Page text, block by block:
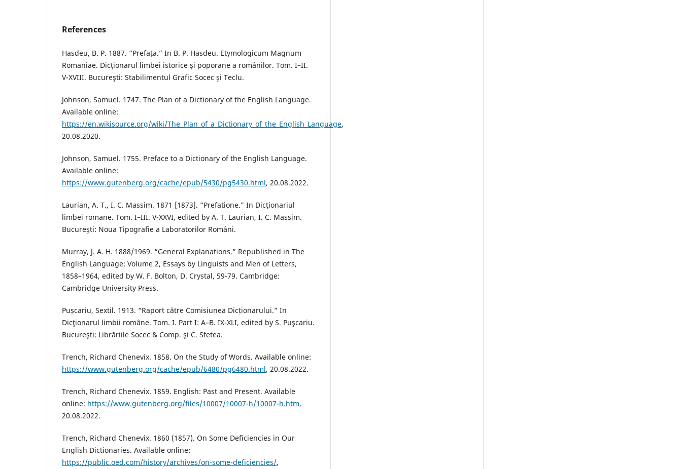
References
Hasdeu, B. P. 1887. “Prefața.” In B. P. Hasdeu. Etymologicum Magnum
Romaniae. Dicţionarul limbei istorice şi poporane a românilor. Tom. I–II.
V-XVIII. Bucureşti: Stabilimentul Grafic Socec şi Teclu.
Johnson, Samuel. 1747. The Plan of a Dictionary of the English Language.
Available online:
https://en.wikisource.org/wiki/The_Plan_of_a_Dictionary_of_the_English_Language,
20.08.2020.
Johnson, Samuel. 1755. Preface to a Dictionary of the English Language.
Available online:
https://www.gutenberg.org/cache/epub/5430/pg5430.html, 20.08.2022.
Laurian, A. T., I. C. Massim. 1871 [1873]. “Prefatione.” In Dicţionariul
limbei romane. Tom. I–III. V-XXVI, edited by A. T. Laurian, I. C. Massim.
Bucureşti: Noua Tipografie a Laboratorilor Români.
Murray, J. A. H. 1888/1969. “General Explanations.” Republished in The
English Language: Volume 2, Essays by Linguists and Men of Letters,
1858–1964, edited by W. F. Bolton, D. Crystal, 59-79. Cambridge:
Cambridge University Press.
Pușcariu, Sextil. 1913. “Raport către Comisiunea Dicționarului.” In
Dicţionarul limbii române. Tom. I. Part I: A–B. IX-XLI, edited by S. Puşcariu.
Bucureşti: Librăriile Socec & Comp. şi C. Sfetea.
Trench, Richard Chenevix. 1858. On the Study of Words. Available online:
https://www.gutenberg.org/cache/epub/6480/pg6480.html, 20.08.2022.
Trench, Richard Chenevix. 1859. English: Past and Present. Available
online: https://www.gutenberg.org/files/10007/10007-h/10007-h.htm,
20.08.2022.
Trench, Richard Chenevix. 1860 (1857). On Some Deficiencies in Our
English Dictionaries. Available online:
https://public.oed.com/history/archives/on-some-deficiencies/,